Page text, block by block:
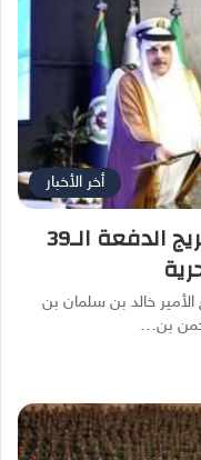
أخر الأخبار
نائب وزير الدفاع يرعى حفل تخريج الدفعة الـ39
خالد بن سلمان بن
بن…